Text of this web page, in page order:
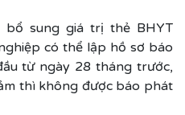
bổ sung giá trị thẻ BHYT
có thể lập hồ sơ báo
từ ngày 28 tháng trước,
thì không được báo phát